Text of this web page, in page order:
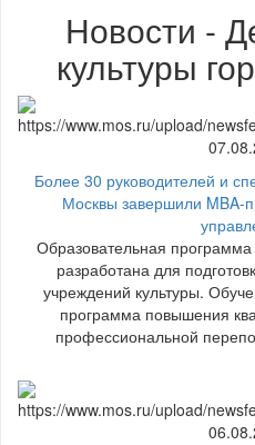
Новости -
культуры
Более 30 руководителей и
Москвы завершили MBA-
Образовательная
разработана для
учреждений культуры.
программа повышения
профессиональной